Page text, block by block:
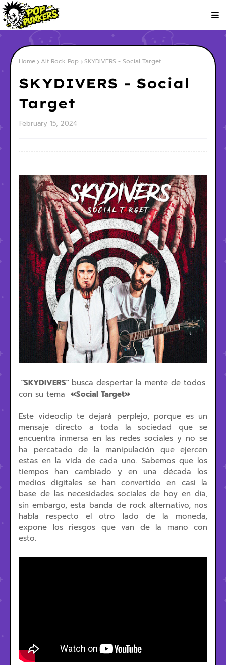
Home Alt Rock Pop SKYDIVERS - Social Target
SKYDIVERS - Social
Target
February 15, 2024
"SKYDIVERS" busca despertar la mente de todos
con su tema «Social Target»
Este videoclip te dejará perplejo, porque es un
mensaje directo a toda la sociedad que se
encuentra inmersa en las redes sociales y no se
ha percatado de la manipulación que ejercen
estas en la vida de cada uno. Sabemos que los
tiempos han cambiado y en una década los
medios digitales se han convertido en casi la
base de las necesidades sociales de hoy en día,
sin embargo, esta banda de rock alternativo, nos
habla respecto el otro lado de la moneda,
expone los riesgos que van de la mano con
esto.